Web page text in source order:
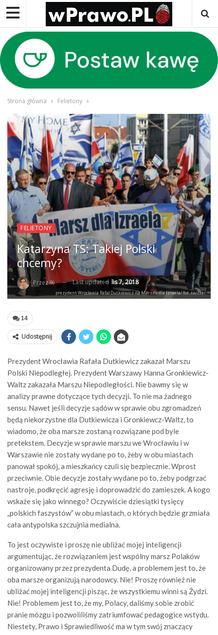
Strona główna Felietony
FELIETONY
Katarzyna TS: Takiej Polski
chcemy?
Przez % Last updated lis 7, 2018
prezydent Wrocławia Rafał Dutkiewicz na Marszu dla Izraela/ fot. twitter
14
Udostępnij
Prezydent Wrocławia Rafała Dutkiewicz zakazał Marszu
Polski Niepodległej. Prezydent Warszawy Hanna Gronkiewicz-
Waltz zakazała Marszu Niepodległości. Nie bawmy się w
analizy prawne dotyczące tych decyzji. To nie ma żadnego
sensu. Nawet jeśli decyzje sądów w sprawie obu zgromadzeń
będą niekorzystne dla Dutkiewicza i Gronkiewcz-Waltz, to
wiadomo, że oba marsze zostaną rozwiązane pod byle
pretekstem. Decyzje w sprawie marszu we Wrocławiu i w
Warszawie nie zostały wydane po to, żeby w obu miastach
panował spokój, a mieszkańcy czuli się bezpiecznie. Wprost
przeciwnie. Obie decyzje zostały wydane po to, żeby podgrzać
nastroje, podkręcić agresję i doprowadzić do zamieszek. A kogo
wskaże się jako winnego? Oczywiście dziesiątki tysięcy
„polskich faszystów” w obu miastach, o których będzie grzmiała
cała antypolska szczujnia medialna.
To jest oczywiste i proszę nie ubliżać mojej inteligencji
argumentując, że rozwiązaniem jest wspólny marsz Polaków
organizowany przez prezydenta Dudę, a problemem jest to, że
oba marsze organizują narodowcy. Nie! Proszę również nie
ubliżać mojej inteligencji pisząc, że wszystkiemu winni są Żydzi.
Nie! Problemem jest to, że my, Polacy, daliśmy sobie zrobić
pranie mózgu i pozwoliliśmy zatriumfować pedagogice wstydu.
Niestety, Prawo i Sprawiedliwość ma w tym swój znaczący